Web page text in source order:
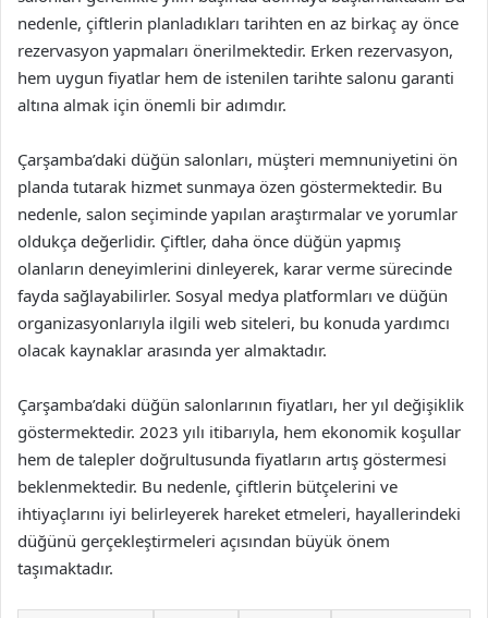
nedenle, çiftlerin planladıkları tarihten en az birkaç ay önce
rezervasyon yapmaları önerilmektedir. Erken rezervasyon,
hem uygun fiyatlar hem de istenilen tarihte salonu garanti
altına almak için önemli bir adımdır.
Çarşamba’daki düğün salonları, müşteri memnuniyetini ön
planda tutarak hizmet sunmaya özen göstermektedir. Bu
nedenle, salon seçiminde yapılan araştırmalar ve yorumlar
oldukça değerlidir. Çiftler, daha önce düğün yapmış
olanların deneyimlerini dinleyerek, karar verme sürecinde
fayda sağlayabilirler. Sosyal medya platformları ve düğün
organizasyonlarıyla ilgili web siteleri, bu konuda yardımcı
olacak kaynaklar arasında yer almaktadır.
Çarşamba’daki düğün salonlarının fiyatları, her yıl değişiklik
göstermektedir. 2023 yılı itibarıyla, hem ekonomik koşullar
hem de talepler doğrultusunda fiyatların artış göstermesi
beklenmektedir. Bu nedenle, çiftlerin bütçelerini ve
ihtiyaçlarını iyi belirleyerek hareket etmeleri, hayallerindeki
düğünü gerçekleştirmeleri açısından büyük önem
taşımaktadır.